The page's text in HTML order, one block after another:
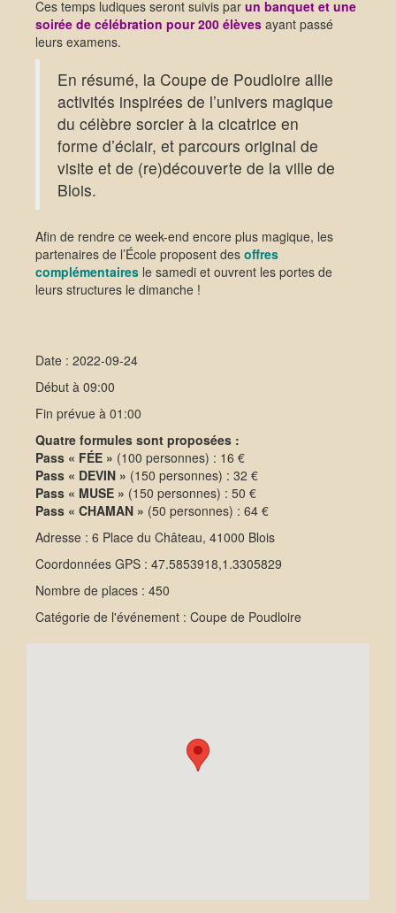
Ces temps ludiques seront suivis par un banquet et une
soirée de célébration pour 200 élèves ayant passé
leurs examens.
En résumé, la Coupe de Poudloire allie
activités inspirées de l’univers magique
du célèbre sorcier à la cicatrice en
forme d’éclair, et parcours original de
visite et de (re)découverte de la ville de
Blois.
Afin de rendre ce week-end encore plus magique, les
partenaires de l’École proposent des offres
complémentaires le samedi et ouvrent les portes de
leurs structures le dimanche !
Date : 2022-09-24
Début à 09:00
Fin prévue à 01:00
Quatre formules sont proposées :
Pass « FÉE » (100 personnes) : 16 €
Pass « DEVIN » (150 personnes) : 32 €
Pass « MUSE » (150 personnes) : 50 €
Pass « CHAMAN » (50 personnes) : 64 €
Adresse : 6 Place du Château, 41000 Blois
Coordonnées GPS : 47.5853918,1.3305829
Nombre de places : 450
Catégorie de l'événement : Coupe de Poudloire